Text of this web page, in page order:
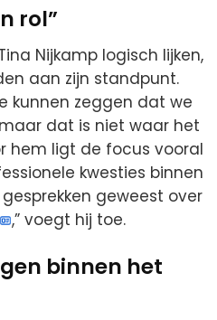
rol”
Nijkamp logisch lijken,
aan zijn standpunt.
kunnen zeggen dat we
dat is niet waar het
hem ligt de focus vooral
kwesties binnen
geweest over
,” voegt hij toe.
binnen het